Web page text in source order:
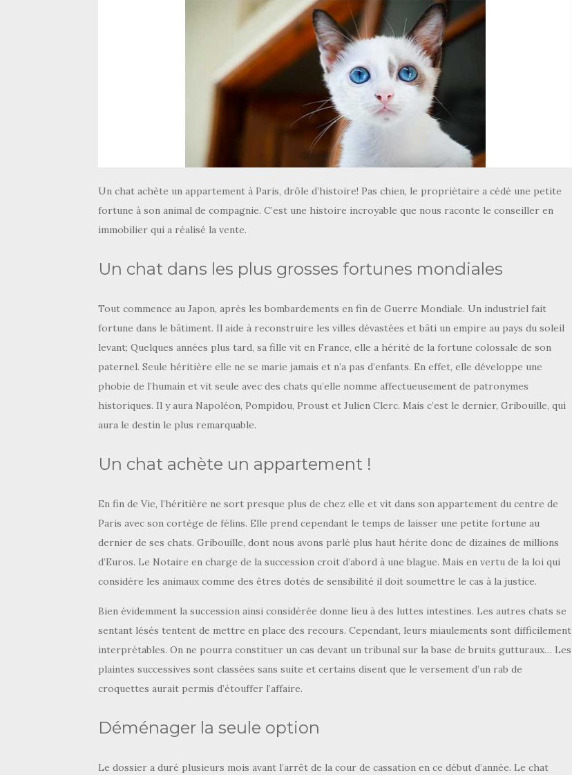
Un chat achète un appartement à Paris, drôle d’histoire! Pas chien, le propriétaire a cédé une petite
fortune à son animal de compagnie. C’est une histoire incroyable que nous raconte le conseiller en
immobilier qui a réalisé la vente.
Un chat dans les plus grosses fortunes mondiales
Tout commence au Japon, après les bombardements en fin de Guerre Mondiale. Un industriel fait
fortune dans le bâtiment. Il aide à reconstruire les villes dévastées et bâti un empire au pays du soleil
levant; Quelques années plus tard, sa fille vit en France, elle a hérité de la fortune colossale de son
paternel. Seule héritière elle ne se marie jamais et n’a pas d’enfants. En effet, elle développe une
phobie de l’humain et vit seule avec des chats qu’elle nomme affectueusement de patronymes
historiques. Il y aura Napoléon, Pompidou, Proust et Julien Clerc. Mais c’est le dernier, Gribouille, qui
aura le destin le plus remarquable.
Un chat achète un appartement !
En fin de Vie, l’héritière ne sort presque plus de chez elle et vit dans son appartement du centre de
Paris avec son cortège de félins. Elle prend cependant le temps de laisser une petite fortune au
dernier de ses chats. Gribouille, dont nous avons parlé plus haut hérite donc de dizaines de millions
d’Euros. Le Notaire en charge de la succession croit d’abord à une blague. Mais en vertu de la loi qui
considère les animaux comme des êtres dotés de sensibilité il doit soumettre le cas à la justice.
Bien évidemment la succession ainsi considérée donne lieu à des luttes intestines. Les autres chats se
sentant lésés tentent de mettre en place des recours. Cependant, leurs miaulements sont difficilement
interprétables. On ne pourra constituer un cas devant un tribunal sur la base de bruits gutturaux… Les
plaintes successives sont classées sans suite et certains disent que le versement d’un rab de
croquettes aurait permis d’étouffer l’affaire.
Déménager la seule option
Le dossier a duré plusieurs mois avant l’arrêt de la cour de cassation en ce début d’année. Le chat